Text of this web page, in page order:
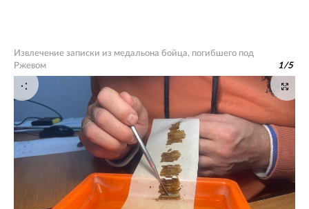
Извлечение записки из медальона бойца, погибшего под
Ржевом
1/5